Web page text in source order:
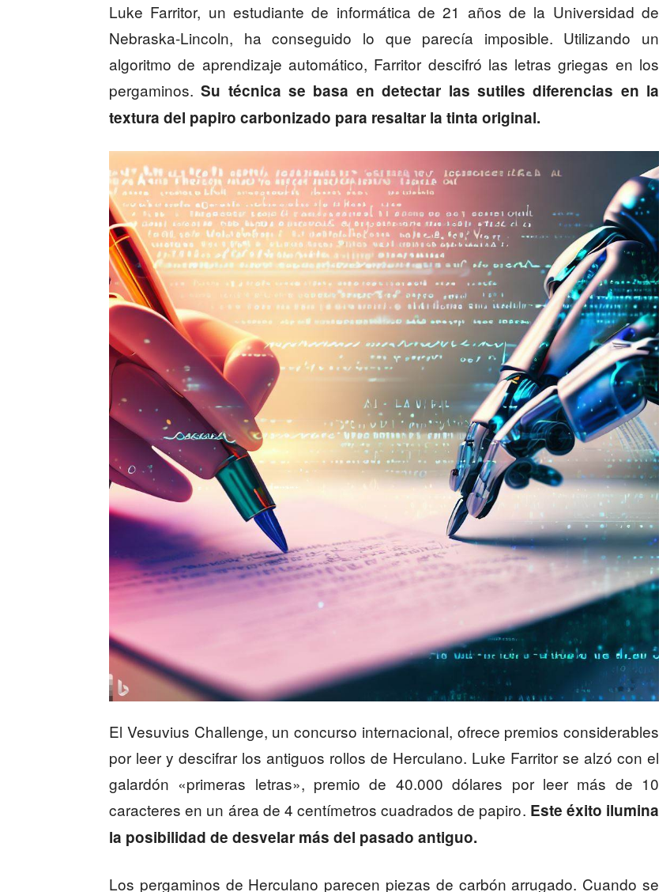
Luke Farritor, un estudiante de informática de 21 años de la Universidad de
Nebraska-Lincoln, ha conseguido lo que parecía imposible. Utilizando un
algoritmo de aprendizaje automático, Farritor descifró las letras griegas en los
pergaminos.Su técnica se basa en detectar las sutiles diferencias en la
textura del papiro carbonizado para resaltar la tinta original.
El Vesuvius Challenge, un concurso internacional, ofrece premios considerables
por leer y descifrar los antiguos rollos de Herculano. Luke Farritor se alzó con el
galardón «primeras letras», premio de 40.000 dólares por leer más de 10
caracteres en un área de 4 centímetros cuadrados de papiro. Este éxito ilumina
la posibilidad de desvelar más del pasado antiguo.
Los pergaminos de Herculano parecen piezas de carbón arrugado. Cuando se